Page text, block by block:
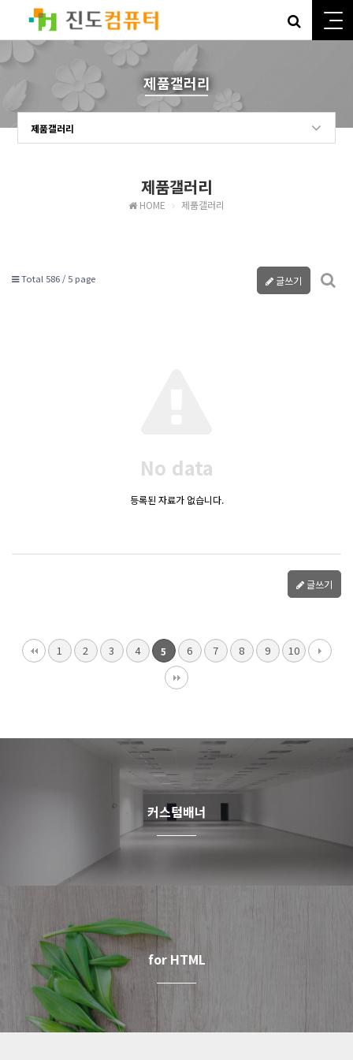
제품갤러리
제품갤러리
제품갤러리
HOME 제품갤러리
Total 586 / 5 page 글쓰기
No data
등록된 자료가 없습니다.
글쓰기
1 2 3 4 5 6 7 8 9 10
커스텀배너
for HTML